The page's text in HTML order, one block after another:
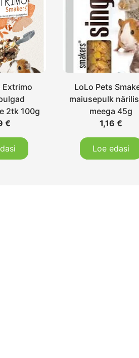
Extrimo
2tk 100g
€
LoLo Pets
maiusepulk
meega 45g
1,16€
Loe edasi